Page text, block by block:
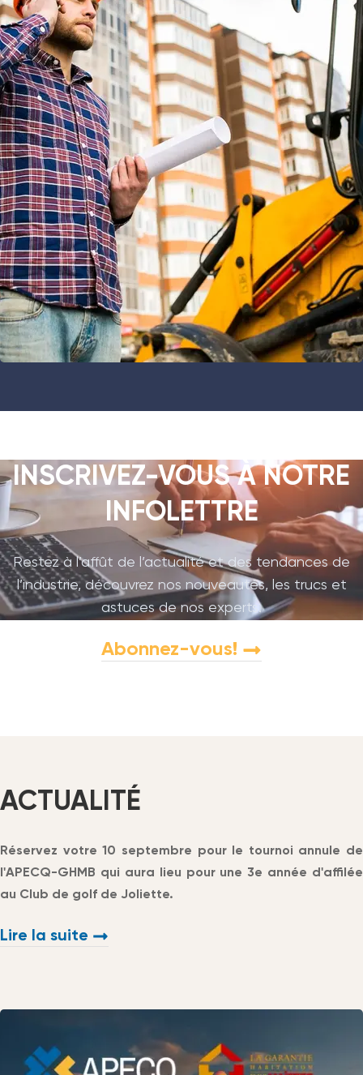
INSCRIVEZ-VOUS À NOTRE
INFOLETTRE
Restez à l’affût de l’actualité et des tendances de
l’industrie, découvrez nos nouveautés, les trucs et
astuces de nos experts.
Abonnez-vous!
ACTUALITÉ
Réservez votre 10 septembre pour le tournoi annule de
l'APECQ-GHMB qui aura lieu pour une 3e année d'affilée
au Club de golf de Joliette.
Lire la suite